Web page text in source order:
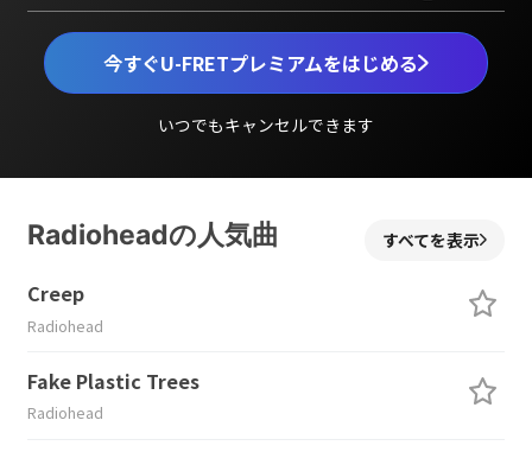
今すぐU-FRETプレミアムをはじめる
いつでもキャンセルできます
Radioheadの人気曲 すべてを表示
Creep
Radiohead
Fake Plastic Trees
Radiohead